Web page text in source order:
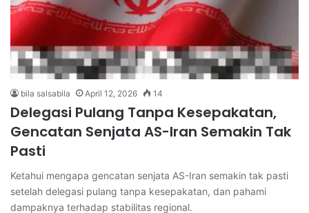
bila salsabila April 12, 2026 14
Delegasi Pulang Tanpa Kesepakatan,
Gencatan Senjata AS-Iran Semakin Tak
Pasti
Ketahui mengapa gencatan senjata AS-Iran semakin tak pasti
setelah delegasi pulang tanpa kesepakatan, dan pahami
dampaknya terhadap stabilitas regional.